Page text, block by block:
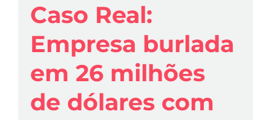
Caso Real:
Empresa burlada
em 26 milhões
de dólares com